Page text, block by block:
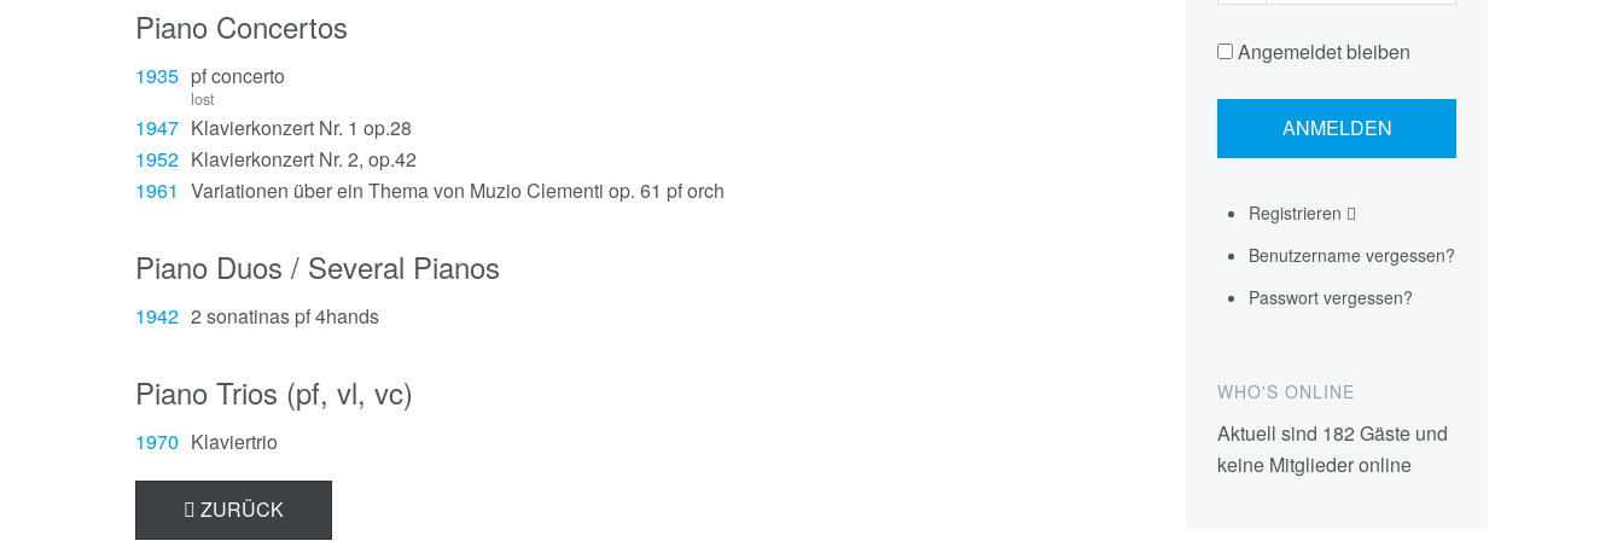
Piano Concertos
1935 pf concerto
lost
1947 Klavierkonzert Nr. 1 op.28
1952 Klavierkonzert Nr. 2, op.42
1961 Variationen über ein Thema von Muzio Clementi op. 61 pf orch
Piano Duos / Several Pianos
1942 2 sonatinas pf 4hands
Piano Trios (pf, vl, vc)
1970 Klaviertrio
ZURÜCK
Angemeldet bleiben
Registrieren
Benutzername vergessen?
Passwort vergessen?
WHO'S ONLINE
Aktuell sind 182 Gäste und
keine Mitglieder online